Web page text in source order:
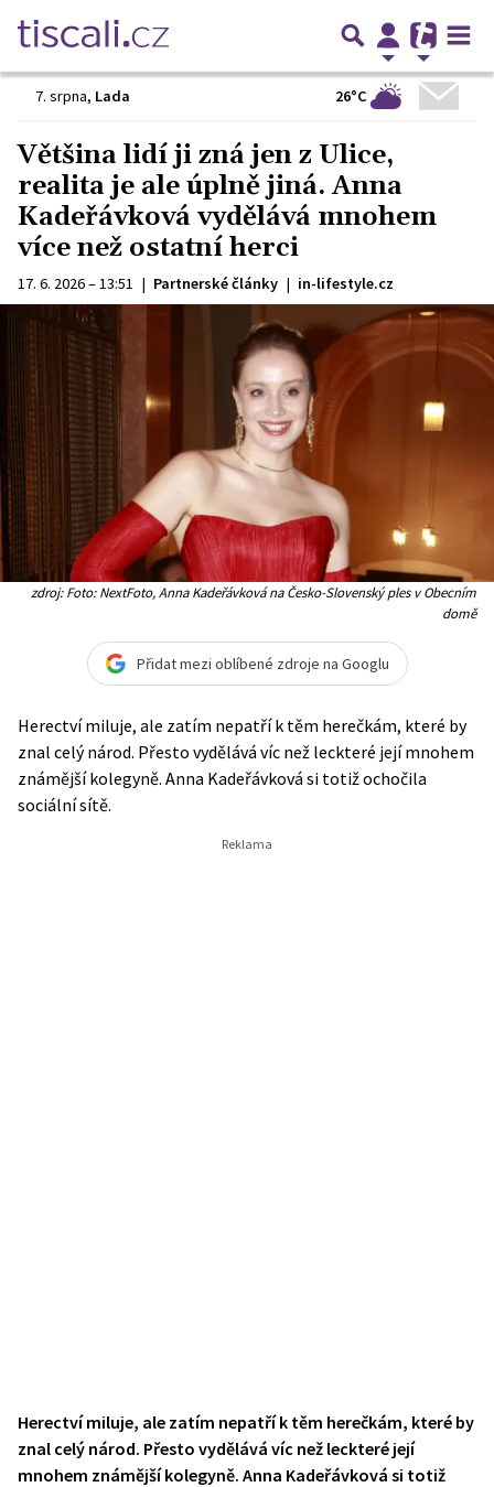
7. srpna, Lada 26°C
Většina lidí ji zná jen z Ulice,
realita je ale úplně jiná. Anna
Kadeřávková vydělává mnohem
více než ostatní herci
17. 6. 2026 – 13:51 | Partnerské články | in-lifestyle.cz
zdroj: Foto: NextFoto, Anna Kadeřávková na Česko-Slovenský ples v Obecním
domě
Přidat mezi oblíbené zdroje na Googlu
Herectví miluje, ale zatím nepatří k těm herečkám, které by
znal celý národ. Přesto vydělává víc než leckteré její mnohem
známější kolegyně. Anna Kadeřávková si totiž ochočila
sociální sítě.
Herectví miluje, ale zatím nepatří k těm herečkám, které by
znal celý národ. Přesto vydělává víc než leckteré její
mnohem známější kolegyně. Anna Kadeřávková si totiž